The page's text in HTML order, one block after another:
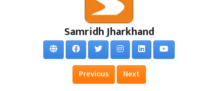
Samridh Jharkhand
Previous Next